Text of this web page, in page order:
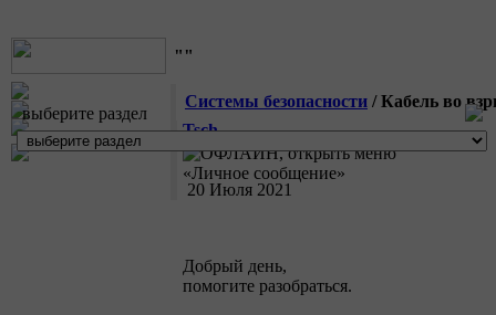
выберите раздел
""
Системы безопасности / Кабель во
Tsch
20 Июля 2021
Добрый день,
помогите разобраться.